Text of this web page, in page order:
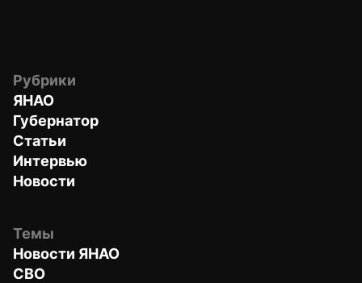
Рубрики
ЯНАО
Губернатор
Статьи
Интервью
Новости
Темы
Новости ЯНАО
СВО